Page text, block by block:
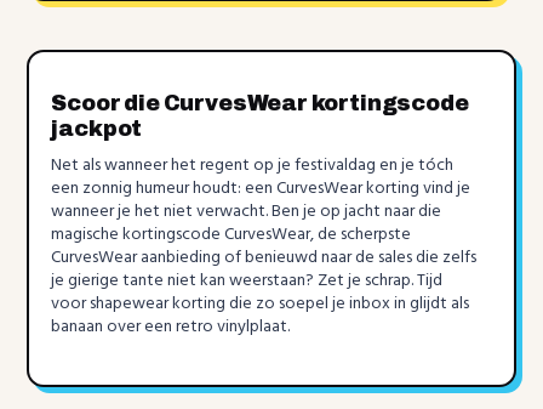
Scoor die CurvesWear kortingscode
jackpot
Net als wanneer het regent op je festivaldag en je tóch
een zonnig humeur houdt: een CurvesWear korting vind je
wanneer je het niet verwacht. Ben je op jacht naar die
magische kortingscode CurvesWear, de scherpste
CurvesWear aanbieding of benieuwd naar de sales die zelfs
je gierige tante niet kan weerstaan? Zet je schrap. Tijd
voor shapewear korting die zo soepel je inbox in glijdt als
banaan over een retro vinylplaat.